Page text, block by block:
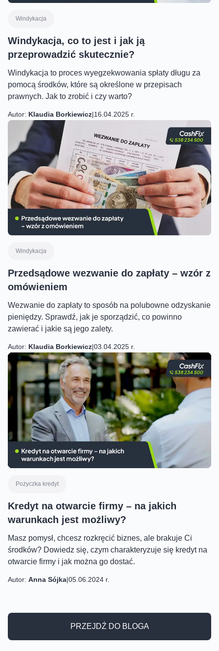
Windykacja
Windykacja, co to jest i jak ją
przeprowadzić skutecznie?
Windykacja to proces wyegzekwowania spłaty długu za
pomocą środków, które są określone w przepisach
prawnych. Jak to zrobić i czy warto?
Autor: Klaudia Borkiewicz|16.04.2025 r.
Windykacja
Przedsądowe wezwanie do zapłaty – wzór z
omówieniem
Wezwanie do zapłaty to sposób na polubowne odzyskanie
pieniędzy. Sprawdź, jak je sporządzić, co powinno
zawierać i jakie są jego zalety.
Autor: Klaudia Borkiewicz|03.04.2025 r.
Pożyczka kredyt
Kredyt na otwarcie firmy – na jakich
warunkach jest możliwy?
Masz pomysł, chcesz rozkręcić biznes, ale brakuje Ci
środków? Dowiedz się, czym charakteryzuje się kredyt na
otwarcie firmy i jak można go dostać.
Autor: Anna Sójka|05.06.2024 r.
PRZEJDŹ DO BLOGA